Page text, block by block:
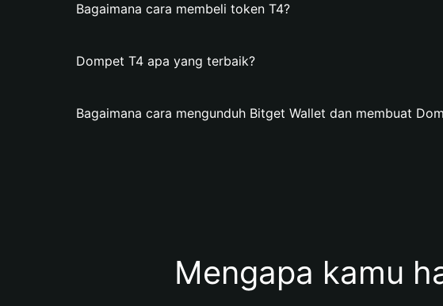
Bagaimana cara membeli token T4?
Dompet T4 apa yang terbaik?
Bagaimana cara mengunduh Bitget Wallet dan membuat
Mengapa kamu